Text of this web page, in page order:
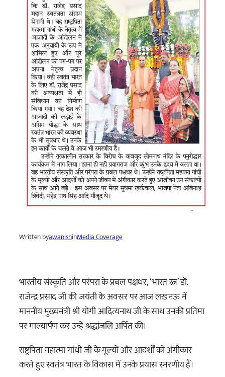
Written byawanishinMedia Coverage
भारतीय संस्कृति और परंपरा के प्रबल पक्षधर, ‘भारत रत्न’ डॉ.
राजेन्द्र प्रसाद जी की जयंती के अवसर पर आज लखनऊ में
माननीय मुख्यमंत्री श्री योगी आदित्यनाथ जी के साथ उनकी प्रतिमा
पर माल्यार्पण कर उन्हें श्रद्धांजलि अर्पित की।
राष्ट्रपिता महात्मा गांधी जी के मूल्यों और आदर्शों को अंगीकार
करते हुए स्वतंत्र भारत के विकास में उनके प्रयास स्मरणीय हैं।